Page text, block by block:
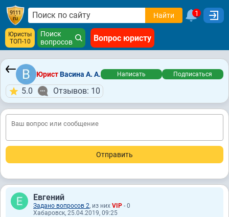
Найти 1
Юристы
ТОП-10
Поиск
вопросов
Вопрос юристу
ЮристВасина А. А. Написать Подписаться
5.0 Отзывов: 10
Евгений
Задано вопросов 2, из них VIP - 0
Хабаровск, 25.04.2019, 09:25